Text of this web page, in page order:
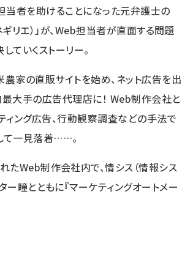
当者を助けることになった元弁護士の
ギリエ）」が、Web担当者が直面する問題
ていくストーリー。
家の直販サイトを始め、ネット広告を出
最大手の広告代理店に！ Web制作会社と
ィング広告、行動観察調査などの手法で
て一見落着……。
たWeb制作会社内で、情シス（情報シス
瞳とともに『マーケティングオートメー